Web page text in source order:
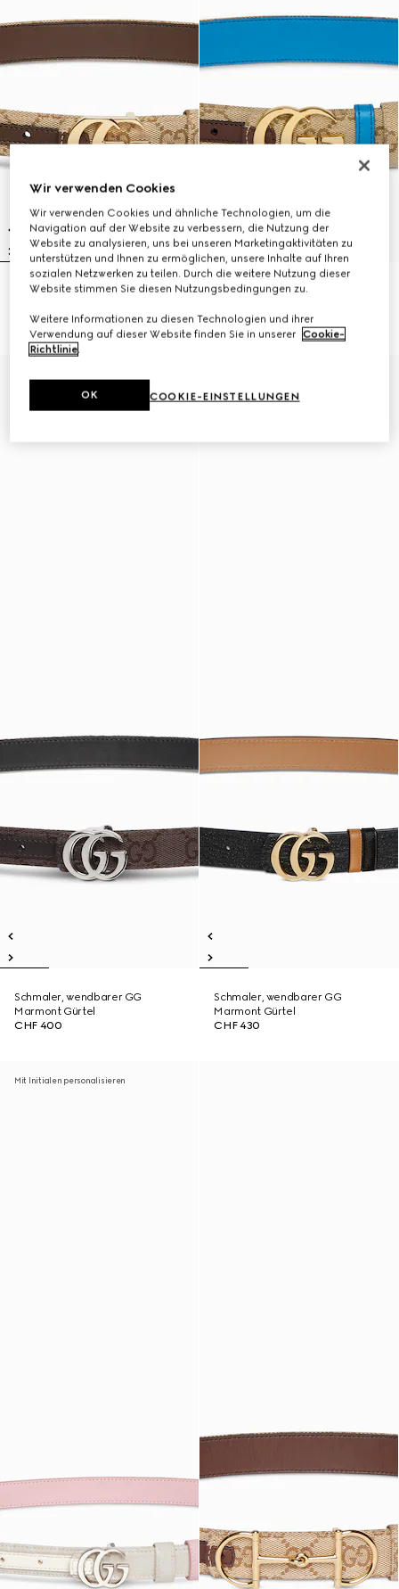
Wendbarer Cut GG Marmont
CHF 430
Wendbarer GG Marmont Gürtel
Schmaler, wendbarer GG
Marmont Gürtel
CHF 400
Schmaler, wendbarer GG
Marmont Gürtel
CHF 430
Mit Initialen personalisieren
Wir verwenden Cookies
Wir verwenden Cookies und ähnliche Technologien, um die
Navigation auf der Website zu verbessern, die Nutzung der
Website zu analysieren, uns bei unseren Marketingaktivitäten zu
unterstützen und Ihnen zu ermöglichen, unsere Inhalte auf Ihren
sozialen Netzwerken zu teilen. Durch die weitere Nutzung dieser
Website stimmen Sie diesen Nutzungsbedingungen zu.
Weitere Informationen zu diesen Technologien und ihrer
Verwendung auf dieser Website finden Sie in unserer Cookie-
Richtlinie.
COOKIE-EINSTELLUNGEN
OK